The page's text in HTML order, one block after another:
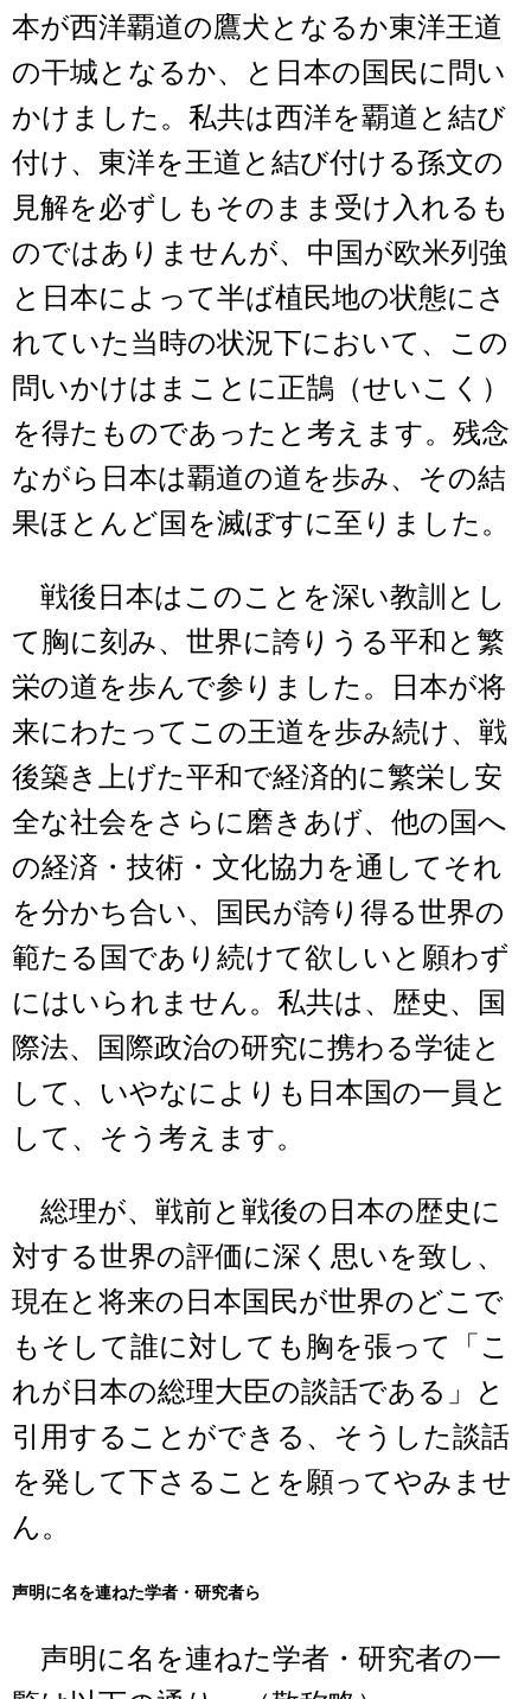
本が西洋覇道の鷹犬となるか東洋王道
の干城となるか、と日本の国民に問い
かけました。私共は西洋を覇道と結び
付け、東洋を王道と結び付ける孫文の
見解を必ずしもそのまま受け入れるも
のではありませんが、中国が欧米列強
と日本によって半ば植民地の状態にさ
れていた当時の状況下において、この
問いかけはまことに正鵠（せいこく）
を得たものであったと考えます。残念
ながら日本は覇道の道を歩み、その結
果ほとんど国を滅ぼすに至りました。
戦後日本はこのことを深い教訓とし
て胸に刻み、世界に誇りうる平和と繁
栄の道を歩んで参りました。日本が将
来にわたってこの王道を歩み続け、戦
後築き上げた平和で経済的に繁栄し安
全な社会をさらに磨きあげ、他の国へ
の経済・技術・文化協力を通してそれ
を分かち合い、国民が誇り得る世界の
範たる国であり続けて欲しいと願わず
にはいられません。私共は、歴史、国
際法、国際政治の研究に携わる学徒と
して、いやなによりも日本国の一員と
して、そう考えます。
総理が、戦前と戦後の日本の歴史に
対する世界の評価に深く思いを致し、
現在と将来の日本国民が世界のどこで
もそして誰に対しても胸を張って「こ
れが日本の総理大臣の談話である」と
引用することができる、そうした談話
を発して下さることを願ってやみませ
ん。
声明に名を連ねた学者・研究者ら
声明に名を連ねた学者・研究者の一